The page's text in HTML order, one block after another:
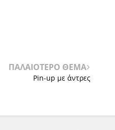
ΠΑΛΑΙΟΤΕΡΟ ΘΕΜΑ
Pin-up με άντρες